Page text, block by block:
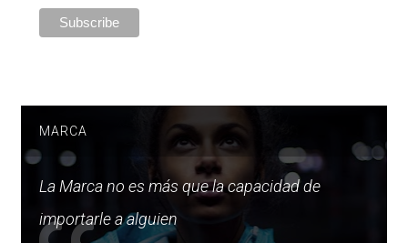
MARCA
La Marca no es más que la capacidad de
importarle a alguien